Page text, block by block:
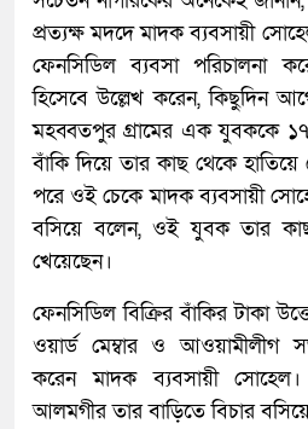
প্রত্যক্ষ মদদে মাদক ব্যবসায়ী
ফেনসিডিল ব্যবসা পরিচালনা
হিসেবে উল্লেখ করেন, কিছুদিন
মহব্বতপুর গ্রামের এক যুবককে ১৭
বাঁকি দিয়ে তার কাছ থেকে
পরে ওই চেকে মাদক ব্যবসায়ী
বসিয়ে বলেন, ওই যুবক তার
খেয়েছেন।
ফেনসিডিল বিক্রির বাঁকির টাকা
ওয়ার্ড মেম্বার ও আওয়ামীলীগ
করেন মাদক ব্যবসায়ী
আলমগীর তার বাড়িতে বিচার